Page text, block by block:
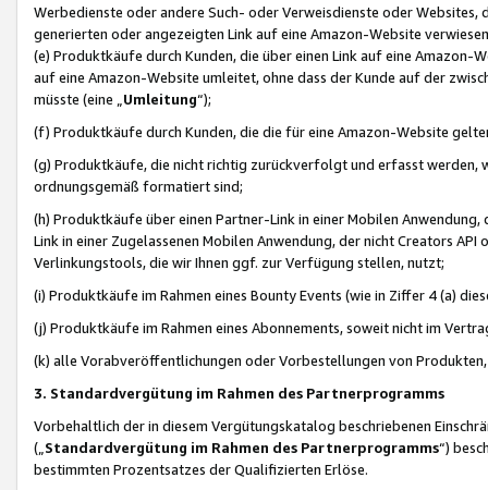
Werbedienste oder andere Such- oder Verweisdienste oder Websites,
generierten oder angezeigten Link auf eine Amazon-Website
(e) Produktkäufe durch Kunden, die über einen Link auf eine
auf eine Amazon-Website umleitet, ohne dass der Kunde auf der
müsste (eine „ Umleitung“);
(f) Produktkäufe durch Kunden, die die für eine Amazon-Website
(g) Produktkäufe, die nicht richtig zurückverfolgt und erfasst werden,
ordnungsgemäß formatiert sind;
(h) Produktkäufe über einen Partner-Link in einer Mobilen
Link in einer Zugelassenen Mobilen Anwendung, der nicht Creators
Verlinkungstools, die wir Ihnen ggf. zur Verfügung stellen, nutzt;
(i) Produktkäufe im Rahmen eines Bounty Events (wie in Ziffer 4 (a)
(j) Produktkäufe im Rahmen eines Abonnements, soweit nicht im
(k) alle Vorabveröffentlichungen oder Vorbestellungen von
3. Standardvergütung im Rahmen des Partnerprogramms
Vorbehaltlich der in diesem Vergütungskatalog beschriebenen
(„ Standardvergütung im Rahmen des Partnerprogramms“)
bestimmten Prozentsatzes der Qualifizierten Erlöse.